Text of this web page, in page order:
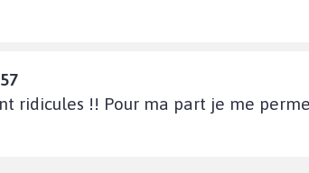
ridicules !! Pour ma part je me